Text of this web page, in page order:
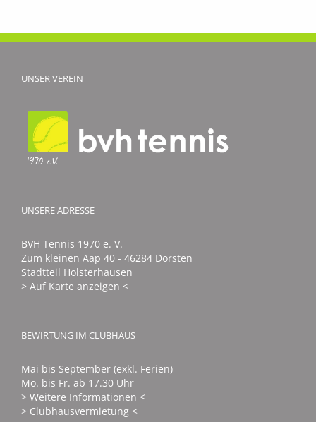
UNSER VEREIN
UNSERE ADRESSE
BVH Tennis 1970 e. V.
Zum kleinen Aap 40 - 46284 Dorsten
Stadtteil Holsterhausen
> Auf Karte anzeigen <
BEWIRTUNG IM CLUBHAUS
Mai bis September (exkl. Ferien)
Mo. bis Fr. ab 17.30 Uhr
> Weitere Informationen <
> Clubhausvermietung <